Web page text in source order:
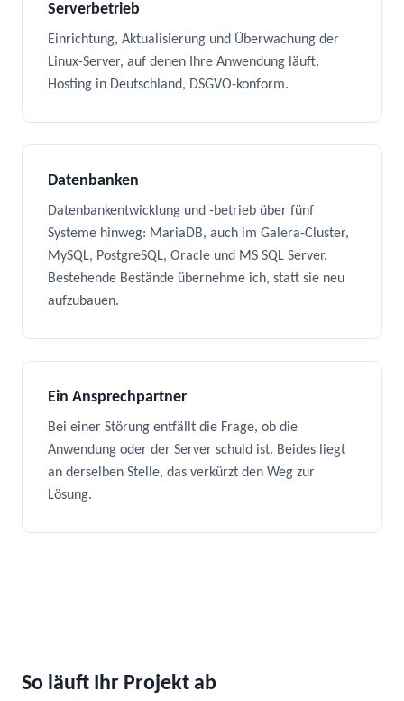
Serverbetrieb
Einrichtung, Aktualisierung und Überwachung der
Linux-Server, auf denen Ihre Anwendung läuft.
Hosting in Deutschland, DSGVO-konform.
Datenbanken
Datenbankentwicklung und -betrieb über fünf
Systeme hinweg: MariaDB, auch im Galera-Cluster,
MySQL, PostgreSQL, Oracle und MS SQL Server.
Bestehende Bestände übernehme ich, statt sie neu
aufzubauen.
Ein Ansprechpartner
Bei einer Störung entfällt die Frage, ob die
Anwendung oder der Server schuld ist. Beides liegt
an derselben Stelle, das verkürzt den Weg zur
Lösung.
So läuft Ihr Projekt ab